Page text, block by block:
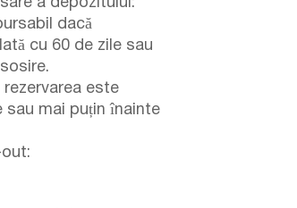
dacă
cu 60 de zile sau
rezervarea este
sau mai puțin înainte